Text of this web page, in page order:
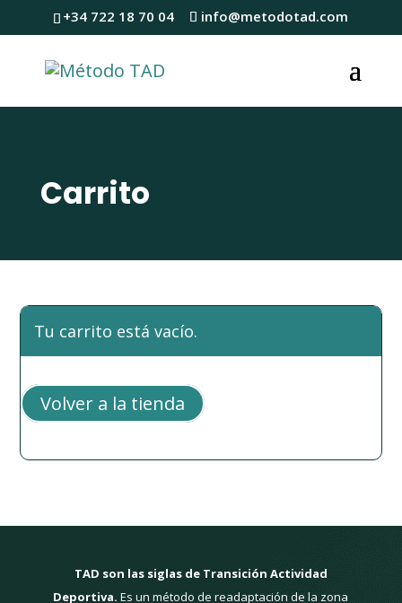
+34 722 18 70 04 info@metodotad.com
Carrito
Tu carrito está vacío.
Volver a la tienda
TAD son las siglas de Transición Actividad
Deportiva. Es un método de readaptación de la zona